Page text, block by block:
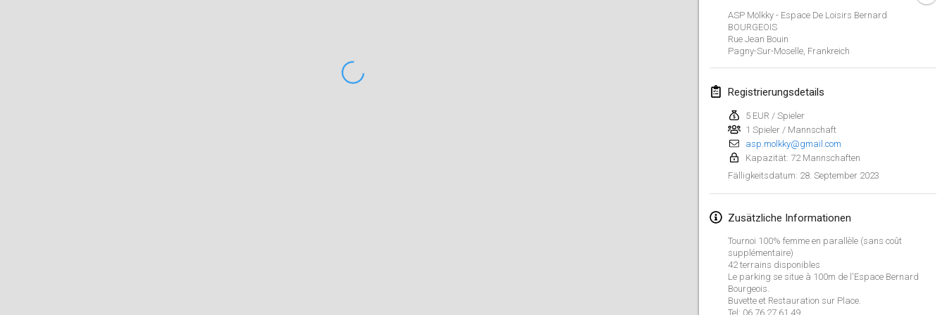
ASP Mölkky - Espace De Loisirs Bernard
BOURGEOIS
Rue Jean Bouin
Pagny-Sur-Moselle, Frankreich
Registrierungsdetails
5 EUR / Spieler
1 Spieler / Mannschaft
asp.molkky@gmail.com
Kapazität: 72 Mannschaften
Fälligkeitsdatum: 28. September 2023
Zusätzliche Informationen
Tournoi 100% femme en parallèle (sans coût
supplémentaire)
42 terrains disponibles
Le parking se situe à 100m de l'Espace Bernard
Bourgeois.
Buvette et Restauration sur Place.
Tel: 06.76.27.61.49
Februar 2023
Open Grégorien
4. Feb. 2023|Frankreich
SingeliDuppeli
4. Feb. 2023| Finnland
Indoor de la CASAS
18. Feb. 2023|Frankreich
Faschings-Mölkky
19. Feb. 2023